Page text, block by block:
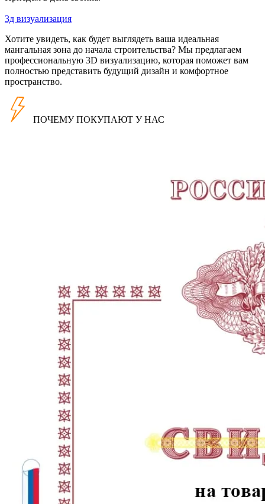
3д визуализация
Хотите увидеть, как будет выглядеть ваша идеальная
мангальная зона до начала строительства? Мы предлагаем
профессиональную 3D визуализацию, которая поможет вам
полностью представить будущий дизайн и комфортное
пространство.
ПОЧЕМУ ПОКУПАЮТ У НАС